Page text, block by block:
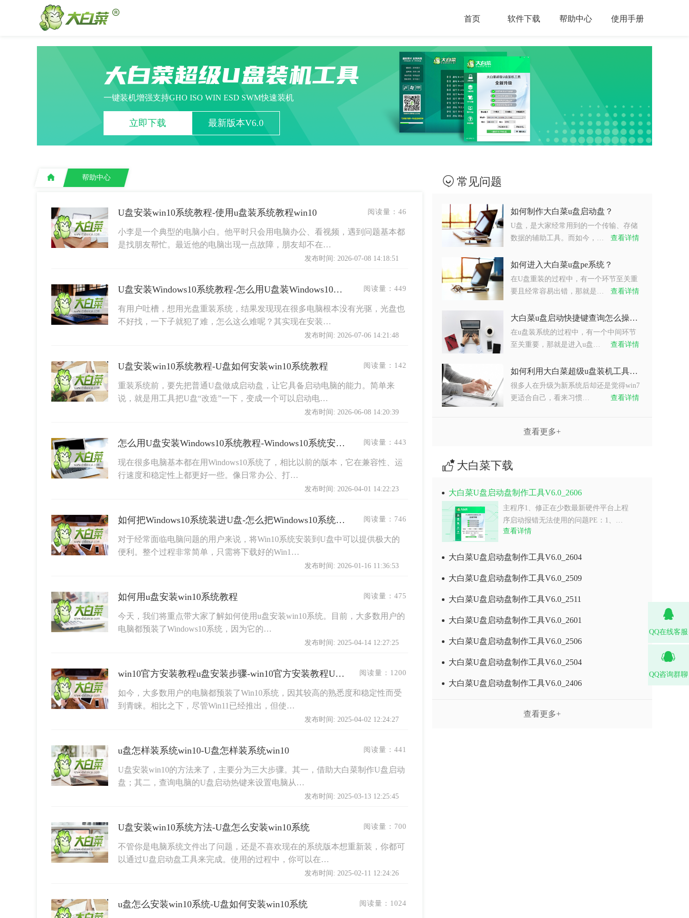
首页 软件下载 帮助中心 使用手册
大白菜超级U盘装机工具
一键装机增强支持GHO ISO WIN ESD SWM快速装机
立即下载 最新版本V6.0
帮助中心
U盘安装win10系统教程-使用u盘装系统教程win10 阅读量： 46
小李是一个典型的电脑小白。他平时只会用电脑办公、看视频，遇到问题基本都
是找朋友帮忙。最近他的电脑出现一点故障，朋友却不在…
发布时间: 2026-07-08 14:18:51
U盘安装Windows10系统教程-怎么用U盘装Windows10系统 阅读量： 449
有用户吐槽，想用光盘重装系统，结果发现现在很多电脑根本没有光驱，光盘也
不好找，一下子就犯了难，怎么这么难呢？其实现在安装…
发布时间: 2026-07-06 14:21:48
U盘安装win10系统教程-U盘如何安装win10系统教程 阅读量： 142
重装系统前，要先把普通U盘做成启动盘，让它具备启动电脑的能力。简单来
说，就是用工具把U盘“改造”一下，变成一个可以启动电…
发布时间: 2026-06-08 14:20:39
怎么用U盘安装Windows10系统教程-Windows10系统安装教程 阅读量： 443
现在很多电脑基本都在用Windows10系统了，相比以前的版本，它在兼容性、运
行速度和稳定性上都更好一些。像日常办公、打…
发布时间: 2026-04-01 14:22:23
如何把Windows10系统装进U盘-怎么把Windows10系统装进U盘 阅读量： 746
对于经常面临电脑问题的用户来说，将Win10系统安装到U盘中可以提供极大的
便利。整个过程非常简单，只需将下载好的Win1…
发布时间: 2026-01-16 11:36:53
如何用u盘安装win10系统教程 阅读量： 475
今天，我们将重点带大家了解如何使用u盘安装win10系统。目前，大多数用户的
电脑都预装了Windows10系统，因为它的…
发布时间: 2025-04-14 12:27:25
win10官方安装教程u盘安装步骤-win10官方安装教程U盘安装步骤 阅读量： 1200
如今，大多数用户的电脑都预装了Win10系统，因其较高的熟悉度和稳定性而受
到青睐。相比之下，尽管Win11已经推出，但使…
发布时间: 2025-04-02 12:24:27
u盘怎样装系统win10-U盘怎样装系统win10 阅读量： 441
U盘安装win10的方法来了，主要分为三大步骤。其一，借助大白菜制作U盘启动
盘；其二，查询电脑的U盘启动热键来设置电脑从…
发布时间: 2025-03-13 12:25:45
U盘安装win10系统方法-U盘怎么安装win10系统 阅读量： 700
不管你是电脑系统文件出了问题，还是不喜欢现在的系统版本想重新装，你都可
以通过U盘启动盘工具来完成。使用的过程中，你可以在…
发布时间: 2025-02-11 12:24:26
u盘怎么安装win10系统-U盘如何安装win10系统 阅读量： 1024
常见问题
如何制作大白菜u盘启动盘？
U盘，是大家经常用到的一个传输、存储
数据的辅助工具。而如今，…
查看详情
如何进入大白菜u盘pe系统？
在U盘重装的过程中，有一个环节至关重
要且经常容易出错，那就是…
查看详情
大白菜u盘启动快捷键查询怎么操作？
在u盘装系统的过程中，有一个中间环节
至关重要，那就是进入u盘…
查看详情
如何利用大白菜超级u盘装机工具重装系统win7？
很多人在升级为新系统后却还是觉得win7
更适合自己，看来习惯…
查看详情
查看更多+
大白菜下载
大白菜U盘启动盘制作工具V6.0_2606
主程序1、修正在少数最新硬件平台上程
序启动报错无法使用的问题PE：1、…
查看详情
大白菜U盘启动盘制作工具V6.0_2604
大白菜U盘启动盘制作工具V6.0_2509
大白菜U盘启动盘制作工具V6.0_2511
大白菜U盘启动盘制作工具V6.0_2601
大白菜U盘启动盘制作工具V6.0_2506
大白菜U盘启动盘制作工具V6.0_2504
大白菜U盘启动盘制作工具V6.0_2406
查看更多+
QQ在线客服
QQ咨询群聊